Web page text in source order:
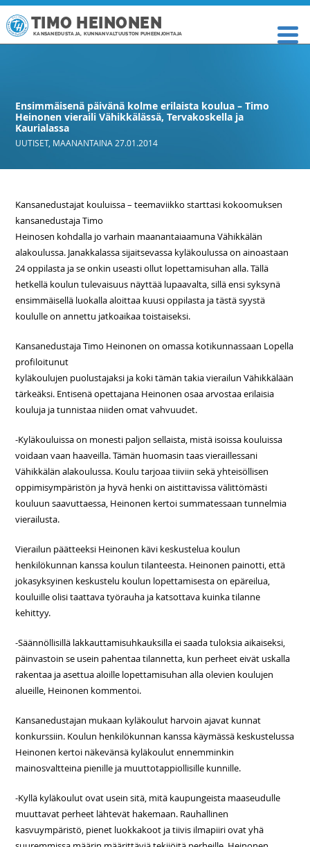
TIMO HEINONEN
KANSANEDUSTAJA, KUNNANVALTUUSTON PUHEENJOHTAJA
Ensimmäisenä päivänä kolme erilaista koulua – Timo
Heinonen vieraili Vähikkälässä, Tervakoskella ja
Kaurialassa
UUTISET, MAANANTAINA 27.01.2014
Kansanedustajat kouluissa – teemaviikko starttasi kokoomuksen
kansanedustaja Timo
Heinosen kohdalla jo varhain maanantaiaamuna Vähikkälän
alakoulussa. Janakkalassa sijaitsevassa kyläkoulussa on ainoastaan
24 oppilasta ja se onkin useasti ollut lopettamisuhan alla. Tällä
hetkellä koulun tulevaisuus näyttää lupaavalta, sillä ensi syksynä
ensimmäisellä luokalla aloittaa kuusi oppilasta ja tästä syystä
koululle on annettu jatkoaikaa toistaiseksi.
Kansanedustaja Timo Heinonen on omassa kotikunnassaan Lopella
profiloitunut
kyläkoulujen puolustajaksi ja koki tämän takia vierailun Vähikkälään
tärkeäksi. Entisenä opettajana Heinonen osaa arvostaa erilaisia
kouluja ja tunnistaa niiden omat vahvuudet.
-Kyläkouluissa on monesti paljon sellaista, mistä isoissa kouluissa
voidaan vaan haaveilla. Tämän huomasin taas vieraillessani
Vähikkälän alakoulussa. Koulu tarjoaa tiiviin sekä yhteisöllisen
oppimisympäristön ja hyvä henki on aistittavissa välittömästi
kouluun saavuttaessa, Heinonen kertoi summatessaan tunnelmia
vierailusta.
Vierailun päätteeksi Heinonen kävi keskustelua koulun
henkilökunnan kanssa koulun tilanteesta. Heinonen painotti, että
jokasyksyinen keskustelu koulun lopettamisesta on epäreilua,
kouluille olisi taattava työrauha ja katsottava kuinka tilanne
kehittyy.
-Säännöllisillä lakkauttamisuhkauksilla ei saada tuloksia aikaiseksi,
päinvastoin se usein pahentaa tilannetta, kun perheet eivät uskalla
rakentaa ja asettua aloille lopettamisuhan alla olevien koulujen
alueille, Heinonen kommentoi.
Kansanedustajan mukaan kyläkoulut harvoin ajavat kunnat
konkurssiin. Koulun henkilökunnan kanssa käymässä keskustelussa
Heinonen kertoi näkevänsä kyläkoulut ennemminkin
mainosvaltteina pienille ja muuttotappiollisille kunnille.
-Kyllä kyläkoulut ovat usein sitä, mitä kaupungeista maaseudulle
muuttavat perheet lähtevät hakemaan. Rauhallinen
kasvuympäristö, pienet luokkakoot ja tiivis ilmapiiri ovat yhä